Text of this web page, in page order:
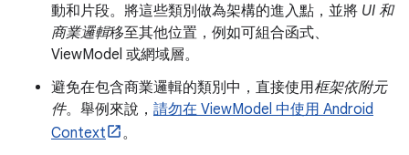
動和片段。將這些類別做為架構的進入點，並將 UI 和
商業邏輯移至其他位置，例如可組合函式、
ViewModel 或網域層。
避免在包含商業邏輯的類別中，直接使用框架依附元
件。舉例來說， 請勿在 ViewModel 中使用 Android
Context
。